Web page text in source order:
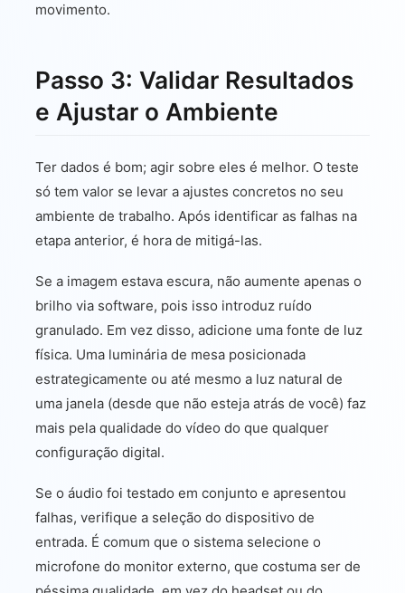
movimento.
Passo 3: Validar Resultados
e Ajustar o Ambiente
Ter dados é bom; agir sobre eles é melhor. O teste
só tem valor se levar a ajustes concretos no seu
ambiente de trabalho. Após identificar as falhas na
etapa anterior, é hora de mitigá-las.
Se a imagem estava escura, não aumente apenas o
brilho via software, pois isso introduz ruído
granulado. Em vez disso, adicione uma fonte de luz
física. Uma luminária de mesa posicionada
estrategicamente ou até mesmo a luz natural de
uma janela (desde que não esteja atrás de você) faz
mais pela qualidade do vídeo do que qualquer
configuração digital.
Se o áudio foi testado em conjunto e apresentou
falhas, verifique a seleção do dispositivo de
entrada. É comum que o sistema selecione o
microfone do monitor externo, que costuma ser de